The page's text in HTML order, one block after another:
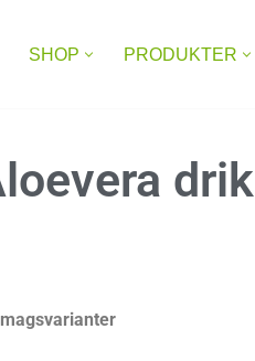
SHOP PRODUKTER
drik